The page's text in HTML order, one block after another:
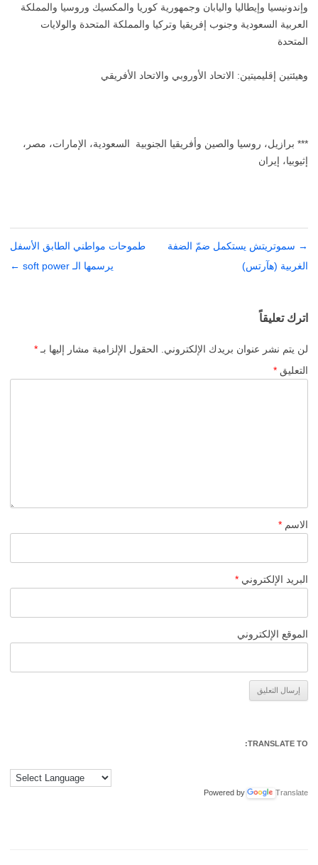
وإندونيسيا وإيطاليا واليابان وجمهورية كوريا والمكسيك وروسيا والمملكة
العربية السعودية وجنوب إفريقيا وتركيا والمملكة المتحدة والولايات
المتحدة
وهيئتين إقليميتين: الاتحاد الأوروبي والاتحاد الأفريقي
*** برازيل، روسيا والصين وأفريقيا الجنوبية السعودية، الإمارات، مصر،
إثيوبيا، إيران
تصفّح
المقالات
→ سموتريتش يستكمل ضمّ الضفة
الغربية (هآرتس)
طموحات مواطني الطابق الأسفل
يرسمها الـ soft power
←
اترك تعليقاً
لن يتم نشر عنوان بريدك الإلكتروني. الحقول الإلزامية مشار إليها بـ *
التعليق *
الاسم *
البريد الإلكتروني *
الموقع الإلكتروني
TRANSLATE TO:
Powered by Translate